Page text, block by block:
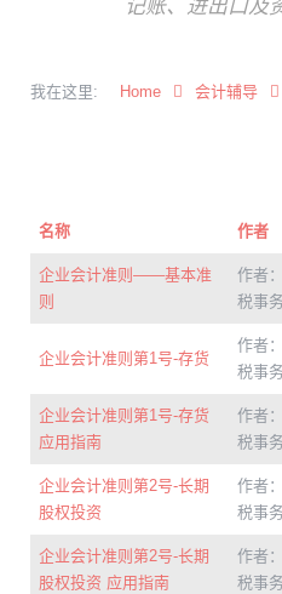
记账、进出口及
我在这里: Home 会计辅导
名称 作者
企业会计准则——基本准
则
作者
税事
企业会计准则第1号-存货
作者
税事
企业会计准则第1号-存货
应用指南
作者
税事
企业会计准则第2号-长期
股权投资
作者
税事
企业会计准则第2号-长期
股权投资 应用指南
作者
税事